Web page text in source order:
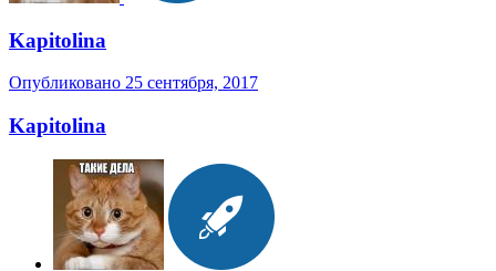
Kapitolina
Опубликовано 25 сентября, 2017
Kapitolina